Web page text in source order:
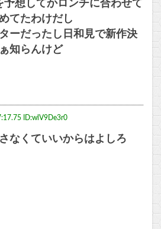
想してかロンチに合わせて
てたわけだし
ーだったし日和見で新作決
知らんけど
ID:wlV9De3r0
なくていいからはよしろ